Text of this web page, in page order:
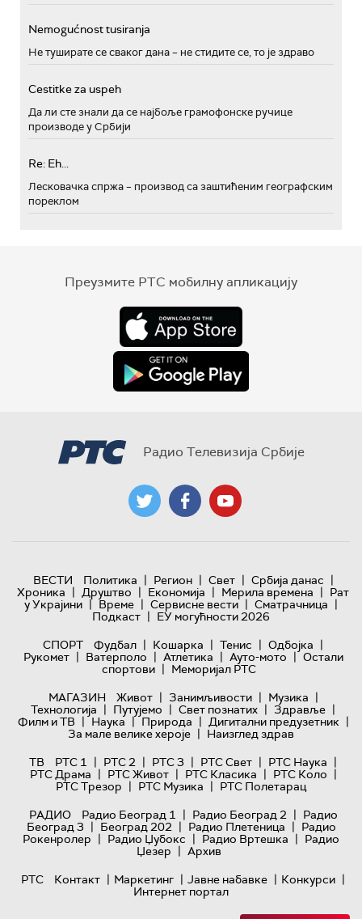
Nemogućnost tusiranja
Не туширате се сваког дана – не стидите се, то је здраво
Cestitke za uspeh
Да ли сте знали да се најбоље грамофонске ручице
производе у Србији
Re: Eh...
Лесковачка спржа – производ са заштићеним географским
пореклом
Преузмите РТС мобилну апликацију
Радио Телевизија Србије
ВЕСТИ Политика | Регион | Свет | Србија данас |
Хроника | Друштво | Економија | Мерила времена | Рат
у Украјини | Време | Сервисне вести | Сматрачница |
Подкаст | ЕУ могућности 2026
СПОРТ
Фудбал | Кошарка | Тенис | Одбојка |
Рукомет | Ватерполо | Атлетика | Ауто-мото | Остали
спортови | Меморијал РТС
МАГАЗИН
Живот | Занимљивости | Музика |
Технологијa | Путујемо | Свет познатих | Здравље |
Филм и ТВ | Наука | Природа | Дигитални предузетник |
За мале велике хероје | Наизглед здрав
ТВ
РТС 1 | РТС 2 | РТС 3 | РТС Свет | РТС Наука |
РТС Драма | РТС Живот | РТС Класика | РТС Коло |
РТС Трезор | РТС Музика | РТС Полетарац
РАДИО
Радио Београд 1 | Радио Београд 2 | Радио
Београд 3 | Београд 202 | Радио Плетеница | Радио
Рокенролер | Радио Џубокс | Радио Вртешка | Радио
Џезер | Архив
РТС
Контакт | Маркетинг | Јавне набавке | Конкурси |
Интернет портал